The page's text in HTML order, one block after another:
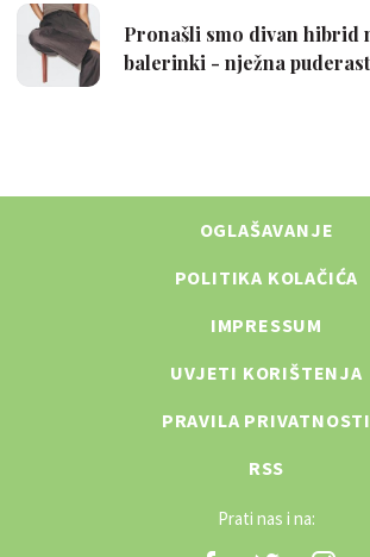
OGLAŠAVANJE
POLITIKA KOLAČIĆA
IMPRESSUM
UVJETI KORIŠTENJA
PRAVILA PRIVATNOSTI
RSS
Prati nas i na: